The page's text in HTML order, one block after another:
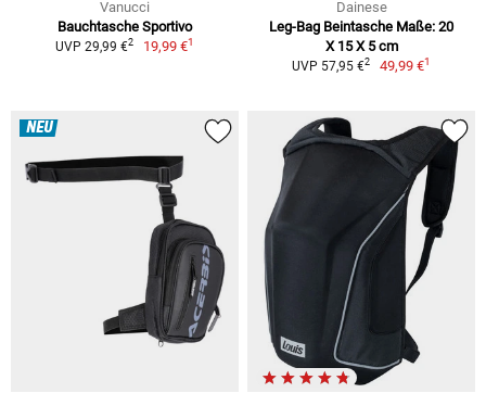
Vanucci
Bauchtasche Sportivo
UVP 29,99 €2 19,99 €1
Dainese
Leg-Bag Beintasche Maße: 20
X 15 X 5 cm
UVP 57,95 €2 49,99 €1
NEU